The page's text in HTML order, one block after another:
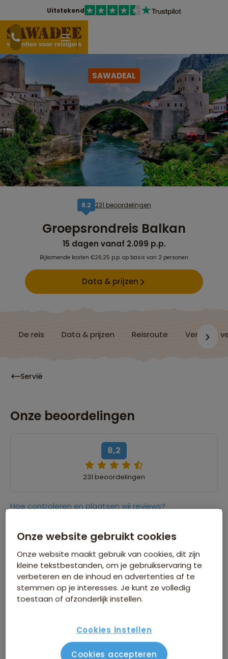
Uitstekend
SAWADEAL
8,2 231 beoordelingen
Groepsrondreis Balkan
15 dagen vanaf 2.099 p.p.
Bijkomende kosten €26,25 p.p. op basis van 2 personen
Data & prijzen
De reis Data & prijzen Reisroute Verblijf &
Servië
Onze beoordelingen
8,2
231 beoordelingen
Hoe controleren en plaatsen wij reviews?
9,0 06 augustus 2026
Corinne
“Afwisselende reis tussen cultuur, geschiedenis
en natuur, met mooie wandelingen,
boottochten en wijnproeverij.”
06 augustus 2026
Onze website gebruikt cookies
Onze website maakt gebruik van cookies, dit zijn
kleine tekstbestanden, om je gebruikservaring te
verbeteren en de inhoud en advertenties af te
stemmen op je interesses. Je kunt ze volledig
toestaan of afzonderlijk instellen.
Cookies instellen
Cookies accepteren